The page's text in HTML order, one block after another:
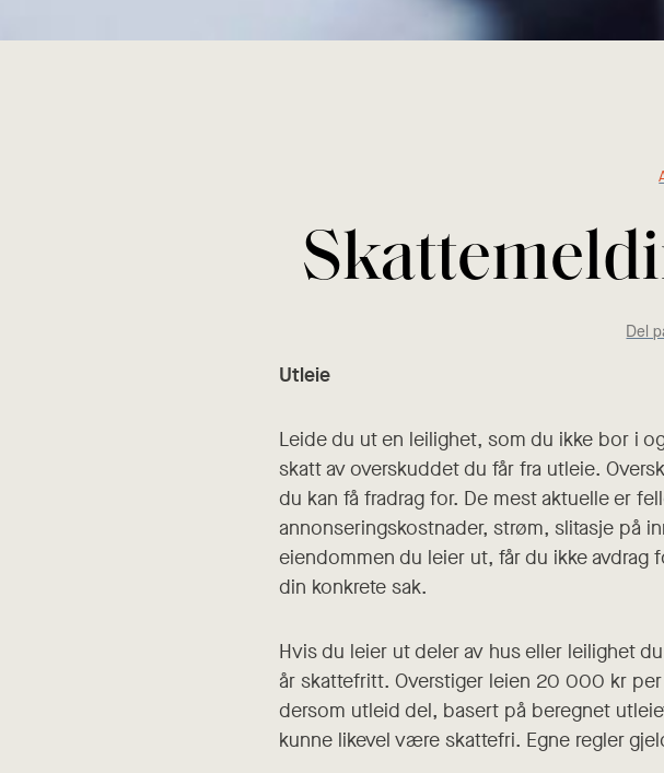
Del
Utleie
Leide du ut en leilighet, som du ikke bor i
skatt av overskuddet du får fra utleie.
du kan få fradrag for. De mest aktuelle er
annonseringskostnader, strøm, slitasje på
eiendommen du leier ut, får du ikke
din konkrete sak.
Hvis du leier ut deler av hus eller leilighet
år skattefritt. Overstiger leien 20 000 kr
dersom utleid del, basert på beregnet
kunne likevel være skattefri. Egne regler